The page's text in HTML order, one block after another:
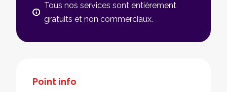
Tous nos services sont entièrement
gratuits et non commerciaux.
Point info